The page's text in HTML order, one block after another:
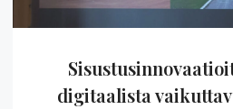
digitaalista